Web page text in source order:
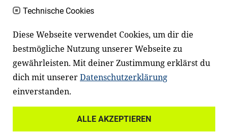
Newsletter
Facebook LinkedIn
Technische Cookies
Diese Webseite verwendet Cookies, um dir die
bestmögliche Nutzung unserer Webseite zu
gewährleisten. Mit deiner Zustimmung erklärst du
dich mit unsererDatenschutzerklärung
einverstanden.
ALLE AKZEPTIEREN